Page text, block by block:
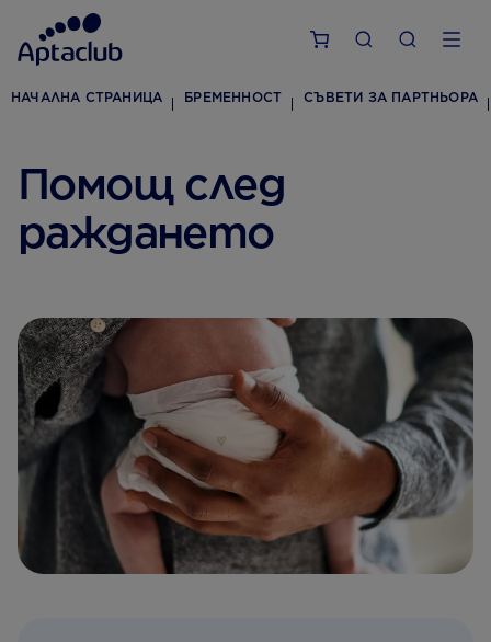
НАЧАЛНА СТРАНИЦА БРЕМЕННОСТ СЪВЕТИ ЗА ПАРТНЬОРА
Помощ след
раждането